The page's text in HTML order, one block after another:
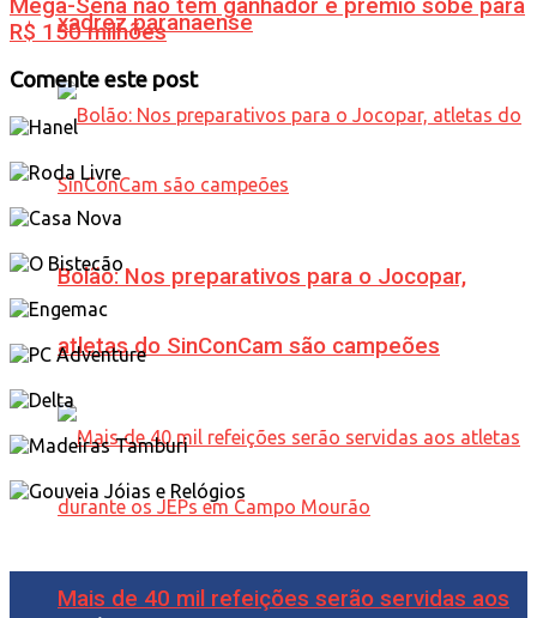
xadrez paranaense
Bolão: Nos preparativos para o Jocopar,
atletas do SinConCam são campeões
Mais de 40 mil refeições serão servidas aos
Mega-Sena não tem ganhador e prêmio sobe para
R$ 150 milhões
Comente este post